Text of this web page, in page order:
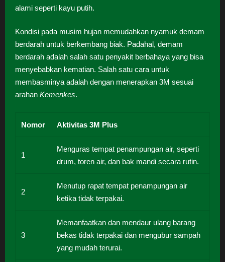
alami seperti kayu putih.
Kondisi pada musim hujan memudahkan nyamuk demam
berdarah untuk berkembang biak. Padahal, demam
berdarah adalah salah satu penyakit berbahaya yang bisa
menyebabkan kematian. Salah satu cara untuk
membasminya adalah dengan menerapkan 3M sesuai
arahan Kemenkes.
Nomor Aktivitas 3M Plus
1
Menguras tempat penampungan air, seperti
drum, toren air, dan bak mandi secara rutin.
2
Menutup rapat tempat penampungan air
ketika tidak terpakai.
3
Memanfaatkan dan mendaur ulang barang
bekas tidak terpakai dan mengubur sampah
yang mudah terurai.